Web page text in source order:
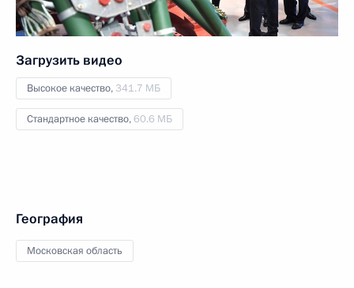
Загрузить видео
Высокое качество, 341.7 МБ
Стандартное качество,60.6 МБ
География
Московская область